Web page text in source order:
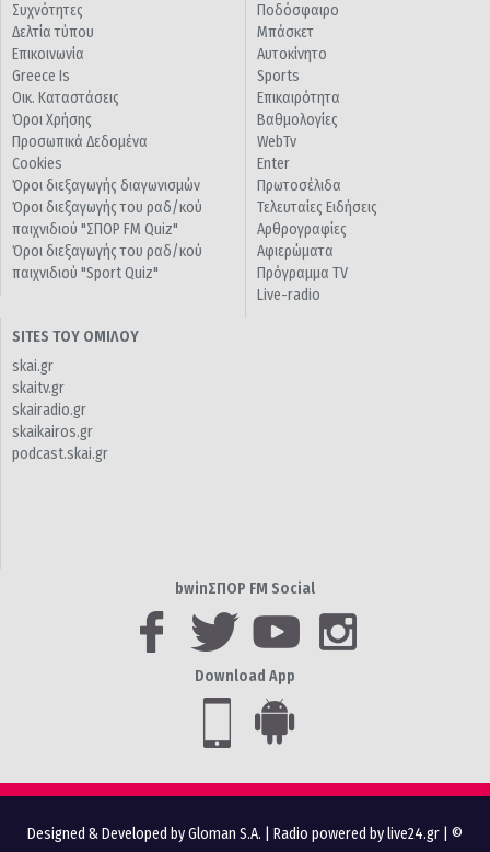
Συχνότητες
Δελτία τύπου
Επικοινωνία
Greece Is
Οικ. Καταστάσεις
Όροι Χρήσης
Προσωπικά Δεδομένα
Cookies
Όροι διεξαγωγής διαγωνισμών
Όροι διεξαγωγής του ραδ/κού
παιχνιδιού "ΣΠΟΡ FM Quiz"
Όροι διεξαγωγής του ραδ/κού
παιχνιδιού "Sport Quiz"
Ποδόσφαιρο
Μπάσκετ
Αυτοκίνητο
Sports
Επικαιρότητα
Βαθμολογίες
WebTv
Enter
Πρωτοσέλιδα
Τελευταίες Ειδήσεις
Αρθρογραφίες
Αφιερώματα
Πρόγραμμα TV
Live-radio
SITES ΤΟΥ ΟΜΙΛΟΥ
skai.gr
skaitv.gr
skairadio.gr
skaikairos.gr
podcast.skai.gr
bwinΣΠΟΡ FM Social
Download App
Designed & Developed by Gloman S.A. Radio powered by live24.gr | ©